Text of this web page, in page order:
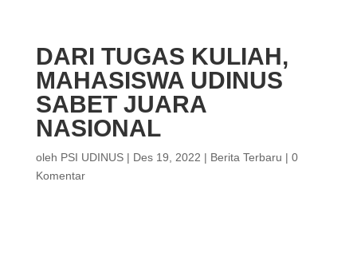
DARI TUGAS KULIAH,
MAHASISWA UDINUS
SABET JUARA
NASIONAL
oleh PSI UDINUS| Des 19, 2022 | Berita Terbaru | 0
Komentar